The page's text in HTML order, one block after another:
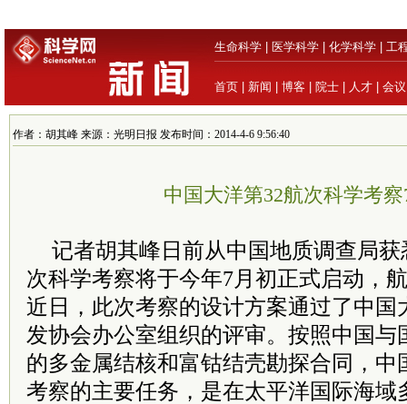
生命科学 医学科学 化学科学 工
首页 新闻 博客 院士 人才 会议
作者：胡其峰 来源：光明日报 发布时间：2014-4-6 9:56:40
中国大洋第32航次科学考
记者胡其峰日前从中国地质调查局
次科学考察将于今年7月初正式启动，
近日，此次考察的设计方案通过了中国
发协会办公室组织的评审。按照中国与
的多金属结核和富钴结壳勘探合同，中
考察的主要任务，是在太平洋国际海域